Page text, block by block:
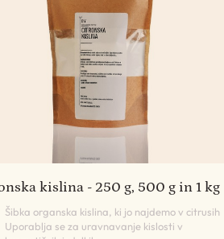
kislina - 250 g, 500 g in 1 kg
Šibka organska kislina, ki jo najdemo v citrusih
Uporablja se za uravnavanje kislosti v